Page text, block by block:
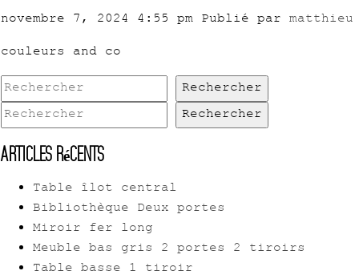
novembre 7, 2024 4:55 pm Publié par matthieu
couleurs and co
Rechercher
Rechercher
Articles récents
Table îlot central
Bibliothèque Deux portes
Miroir fer long
Meuble bas gris 2 portes 2 tiroirs
Table basse 1 tiroir